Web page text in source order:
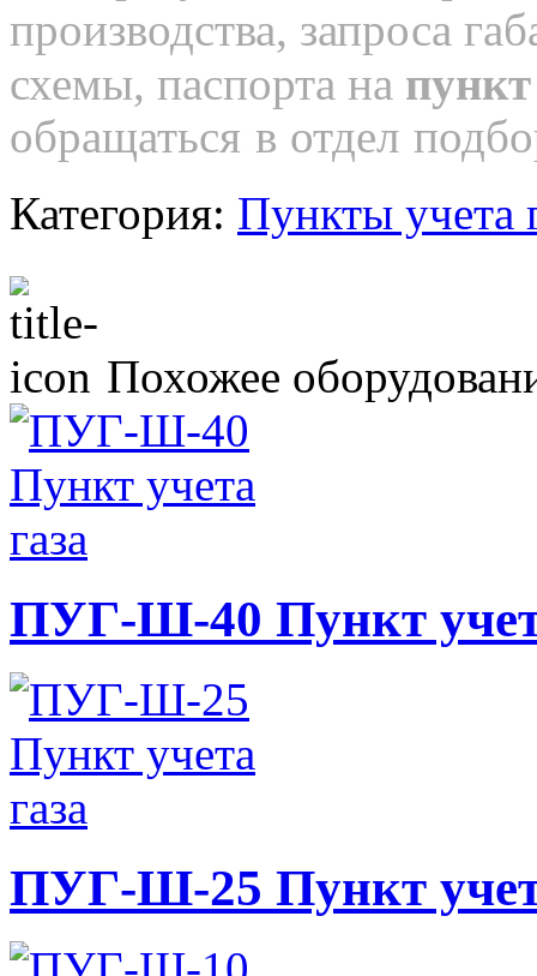
производства, запроса
схемы, паспорта на
обращаться в отдел
Категория: Пункты учета
Похожее
ПУГ-Ш-40 Пункт
ПУГ-Ш-25 Пункт